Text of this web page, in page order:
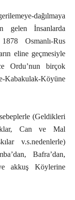
dağılmaya
gelen İnsanlarda
Osmanlı-Rus
eline geçmesiyle
Ordu’nun birçok
Köyüne
(Geldikleri
Can ve Mal
v.s.nedenlerle)
Bafra’dan,
akkuş Köylerine